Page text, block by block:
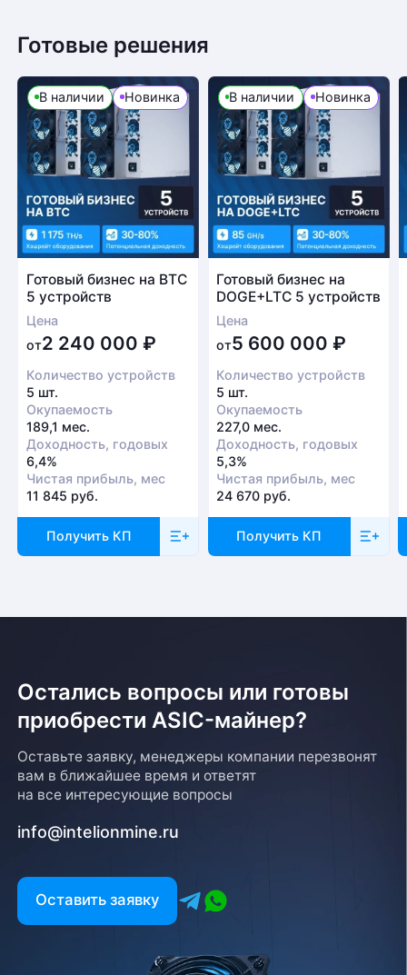
Готовые решения
В наличии Новинка
Готовый бизнес на BTC
5 устройств
Цена
от2 240 000 ₽
Количество устройств
5 шт.
Окупаемость
189,1 мес.
Доходность, годовых
6,4%
Чистая прибыль, мес
11 845 руб.
Получить КП
В наличии Новинка
Готовый бизнес на
DOGE+LTC 5 устройств
Цена
от5 600 000₽
Количество устройств
5 шт.
Окупаемость
227,0 мес.
Доходность, годовых
5,3%
Чистая прибыль, мес
24 670 руб.
Получить КП
Остались вопросы или готовы
приобрести ASIC-майнер?
Оставьте заявку, менеджеры компании перезвонят
вам в ближайшее время и ответят
на все интересующие вопросы
info@intelionmine.ru
Оставить заявку